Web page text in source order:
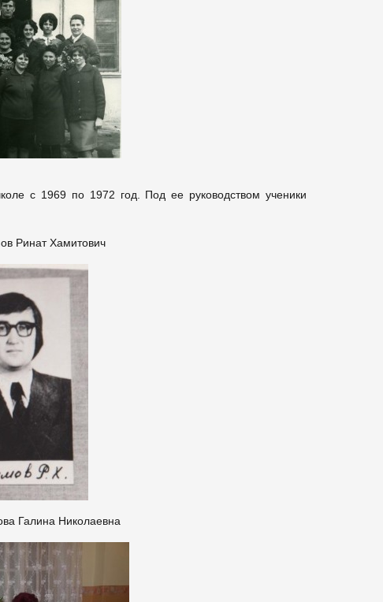
с 1969 по 1972 год. Под ее руководством ученики
Ринат Хамитович
Галина Николаевна